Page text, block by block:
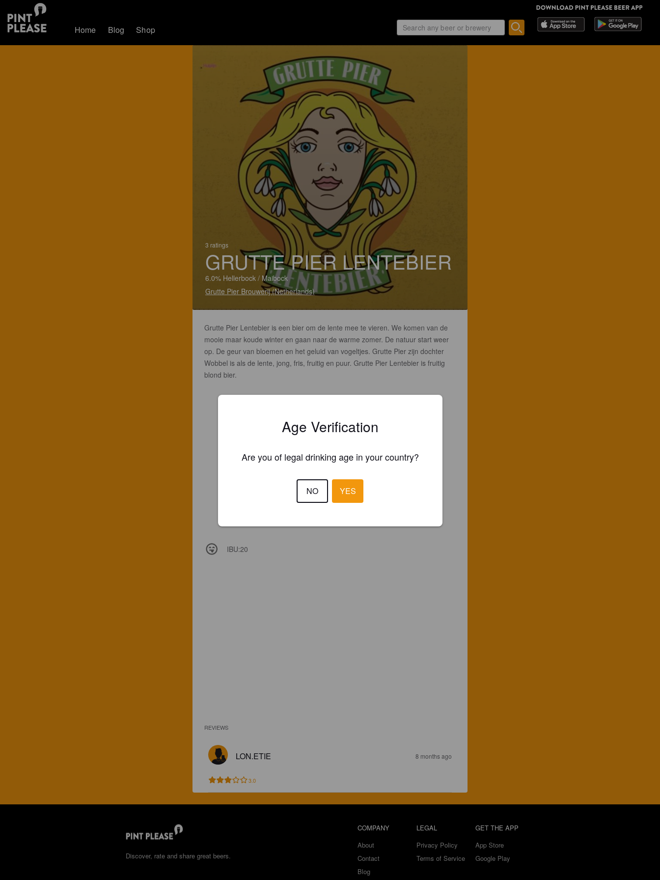
Home Blog Shop
3 ratings
GRUTTE PIER LENTEBIER
6.0% Hellerbock / Maibock
Grutte Pier Brouwerij (Netherlands)
Grutte Pier Lentebier is een bier om de lente mee te vieren. We komen van de
mooie maar koude winter en gaan naar de warme zomer. De natuur start weer
op. De geur van bloemen en het geluid van vogeltjes. Grutte Pier zijn dochter
Wobbel is als de lente, jong, fris, fruitig en puur. Grutte Pier Lentebier is fruitig
blond bier.
IBU:20
REVIEWS
LON.ETIE 8 months ago
3.0
Discover, rate and share great beers.
COMPANY
About
Contact
Blog
LEGAL
Privacy Policy
Terms of Service
GET THE APP
App Store
Google Play
Age Verification
Are you of legal drinking age in your country?
NO YES